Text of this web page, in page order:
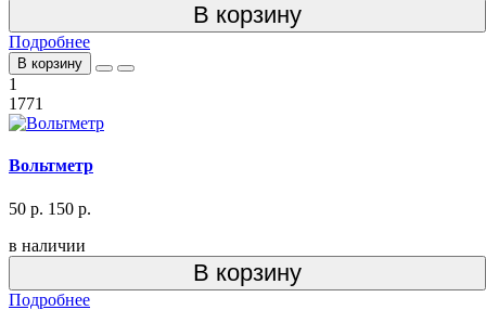
В корзину
Подробнее
В корзину
1
1771
Вольтметр
50 р. 150 р.
в наличии
В корзину
Подробнее